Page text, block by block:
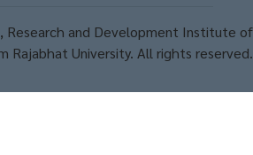
Research and Development Institute of
Rajabhat University. All rights reserved.